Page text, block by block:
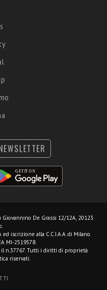
Giovannino De Grassi 12/12A, 20123
ed iscrizione alla C.C.I.A.A. di Milano
MI-2519578.
il n.37767. Tutti i diritti di proprietà
riservati.